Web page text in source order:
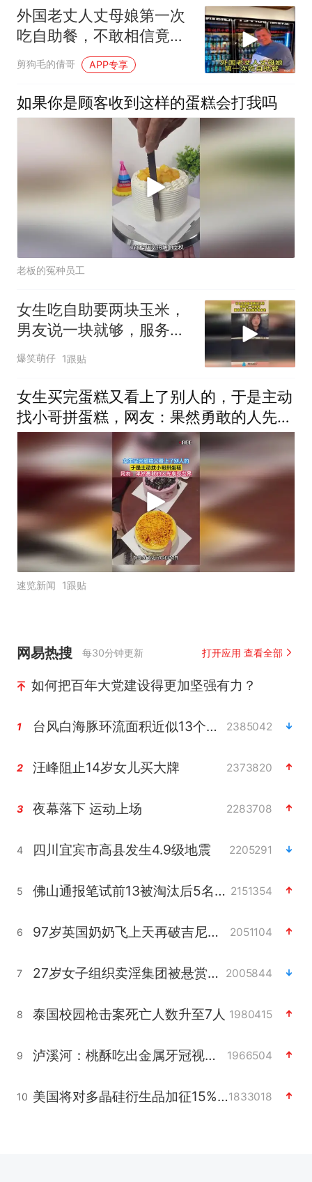
外国老丈人丈母娘第一次
吃自助餐，不敢相信竟然
所有东西都随便吃
剪狗毛的倩哥 APP专享
如果你是顾客收到这样的蛋糕会打我吗
老板的冤种员工
女生吃自助要两块玉米，
男友说一块就够，服务
员：我的顾客我来宠
爆笑萌仔 1跟贴
女生买完蛋糕又看上了别人的，于是主动
找小哥拼蛋糕，网友：果然勇敢的人先享
受世界
速览新闻 1跟贴
网易热搜 每30分钟更新 打开应用 查看全部
如何把百年大党建设得更加坚强有力？
1 台风白海豚环流面积近似13个浙江 2385042
2 汪峰阻止14岁女儿买大牌 2373820
3 夜幕落下 运动上场 2283708
4 四川宜宾市高县发生4.9级地震 2205291
5 佛山通报笔试前13被淘汰后5名进体检 2151354
6 97岁英国奶奶飞上天再破吉尼斯纪录 2051104
7 27岁女子组织卖淫集团被悬赏通缉 2005844
8 泰国校园枪击案死亡人数升至7人 1980415
9 泸溪河：桃酥吃出金属牙冠视频不实 1966504
10 美国将对多晶硅衍生品加征15%关税1833018